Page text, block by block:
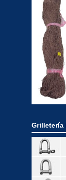
Grilletería